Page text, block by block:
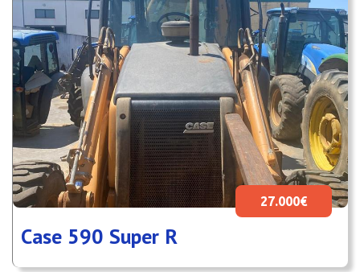
27.000€
Case 590 Super R